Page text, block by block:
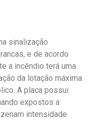
sinalização
e de acordo
a incêndio terá uma
da lotação máxima
A placa possui
expostos a
intensidade